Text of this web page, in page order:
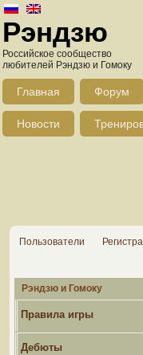
Рэндзю
Российское сообщество
любителей Рэндзю и Гомоку
Главная Форум
Новости
Пользователи
Рэндзю и Гомоку
Правила игры
Дебюты